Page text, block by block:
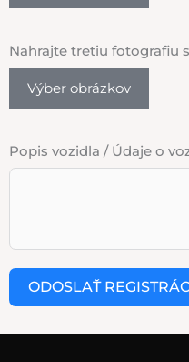
Nahrajte tretiu fotografiu
Výber obrázkov
Popis vozidla / Údaje o
ODOSLAŤ